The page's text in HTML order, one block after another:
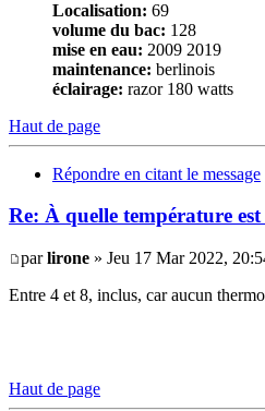
Localisation: 69
volume du bac: 128
mise en eau: 2009 2019
maintenance: berlinois
éclairage: razor 180 watts
Haut de page
Répondre en citant le message
Re: À quelle température
parlirone » Jeu 17 Mar 2022,
Entre 4 et 8, inclus, car aucun
Haut de page